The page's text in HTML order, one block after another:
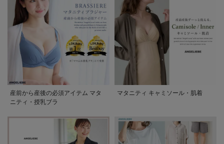
産前から産後の必須アイテム マタ
ニティ・授乳ブラ
マタニティ キャミソール・肌着